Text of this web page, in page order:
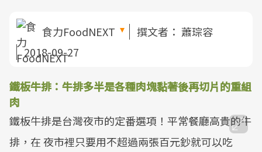
食力FoodNEXT 撰文者： 蕭琮容
2018-09-27
鐵板牛排：牛排多半是各種肉塊黏著後再切片的重組
肉
鐵板牛排是台灣夜市的定番選項！平常餐廳高貴的牛
排，在 夜市裡只要用不超過兩張百元鈔就可以吃